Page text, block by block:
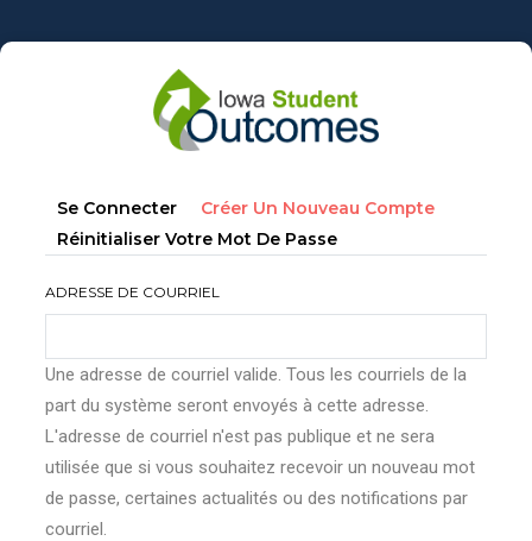
au
Onglets
principaux
Se Connecter Créer Un Nouveau Compte
Réinitialiser Votre Mot De Passe
ADRESSE DE COURRIEL
Une adresse de courriel valide. Tous les courriels de la
part du système seront envoyés à cette adresse.
L'adresse de courriel n'est pas publique et ne sera
utilisée que si vous souhaitez recevoir un nouveau mot
de passe, certaines actualités ou des notifications par
courriel.